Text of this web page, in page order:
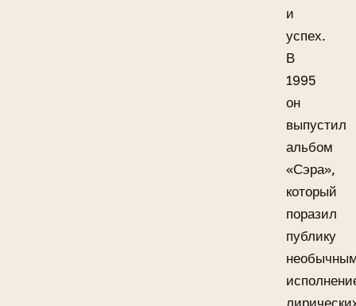
и
успех.
В
1995
он
выпустил
альбом
«Сэра»,
который
поразил
публику